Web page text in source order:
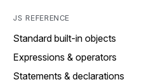
JS REFERENCE
Standard built-in objects
Expressions & operators
Statements & declarations